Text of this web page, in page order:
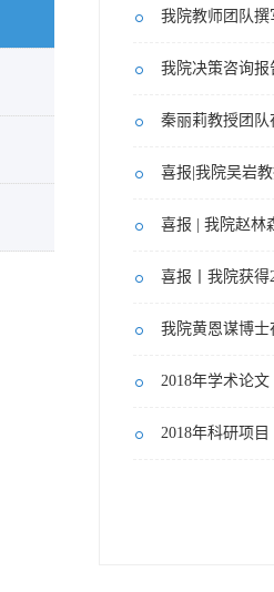
我院教师团队
我院决策咨询
秦丽莉教授团队
喜报|我院吴岩
喜报 | 我院赵林
喜报丨我院获得
我院黄恩谋博
2018年学术论文
2018年科研项目